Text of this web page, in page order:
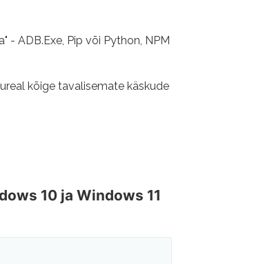
- ADB.Exe, Pip või Python, NPM
kõige tavalisemate käskude
10 ja Windows 11